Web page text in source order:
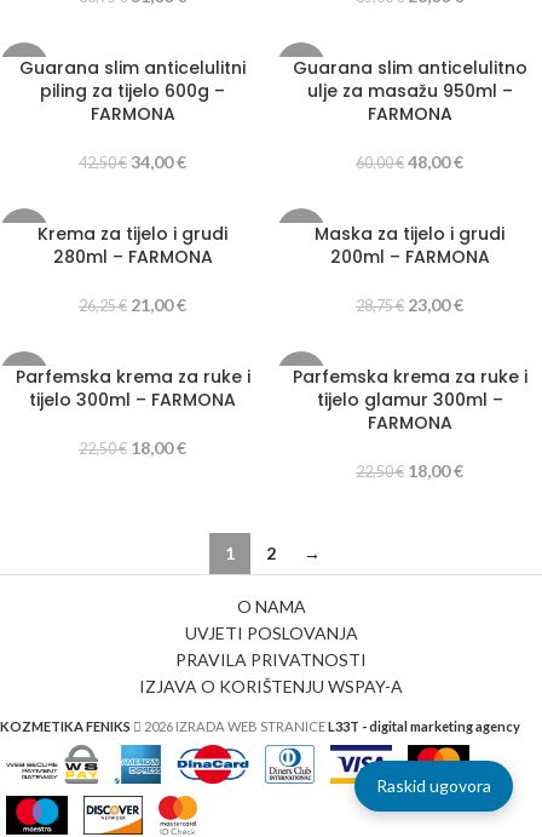
-20%
Guarana slim anticelulitni
piling za tijelo 600g –
FARMONA
42,50€ 34,00€
-20%
Guarana slim anticelulitno
ulje za masažu 950ml –
FARMONA
60,00€ 48,00€
-20%Krema za tijelo i grudi
280ml – FARMONA
26,25€ 21,00€
-20%Maska za tijelo i grudi
200ml – FARMONA
28,75€ 23,00€
-20%
Parfemska krema za ruke i
tijelo 300ml – FARMONA
22,50€ 18,00€
-20%
Parfemska krema za ruke i
tijelo glamur 300ml –
FARMONA
22,50€ 18,00€
1 2 →
O NAMA
UVJETI POSLOVANJA
PRAVILA PRIVATNOSTI
IZJAVA O KORIŠTENJU WSPAY-A
KOZMETIKA FENIKS 2026 IZRADA WEB STRANICEL33T - digital marketing agency
Raskid ugovora